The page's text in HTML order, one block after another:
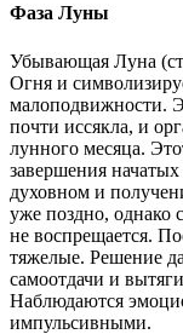
Фаза Луны
Убывающая Луна
Огня и
малоподвижности.
почти иссякла, и
лунного месяца.
завершения
духовном и
уже поздно, однако
не воспрещается.
тяжелые. Решение
самоотдачи и
Наблюдаются
импульсивными.